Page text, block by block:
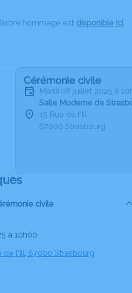
hommage est disponible ici.
Cérémonie civile
mardi 08 juillet 2025 à
Salle Moderne de
15 Rue de l'Ill
67000 Strasbourg
civile
à 10h00
de l'Ill, 67000 Strasbourg